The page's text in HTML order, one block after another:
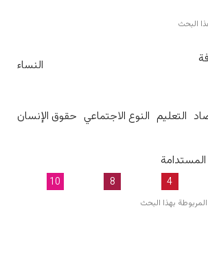
البحث
النساء
التعليم النوع الاجتماعي حقوق الإنسان
4
8
10
بهذا البحث